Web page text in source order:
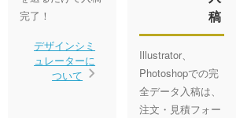
完了！
デザインシミ
ュレーターに
ついて
稿
Illustrator、
Photoshopでの完
全データ入稿は、
注文・見積フォー